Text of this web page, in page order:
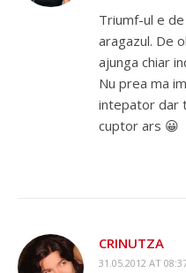
Triumf-ul e
aragazul. De
ajunga chiar
Nu prea ma
intepator dar
cuptor ars 😀
CRINUTZA
31.05.2012 AT